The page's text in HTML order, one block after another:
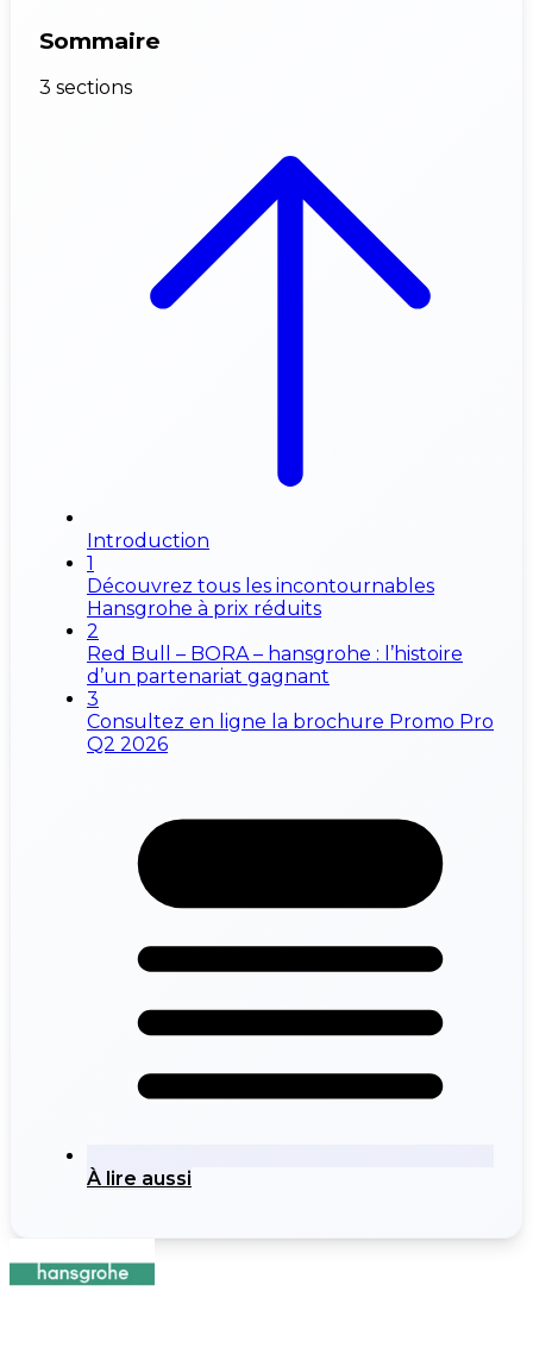
Sommaire
3 sections
Introduction
1
Découvrez tous les incontournables
Hansgrohe à prix réduits
2
Red Bull – BORA – hansgrohe : l’histoire
d’un partenariat gagnant
3
Consultez en ligne la brochure Promo Pro
Q2 2026
À lire aussi